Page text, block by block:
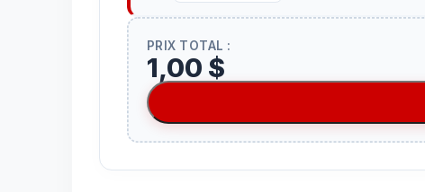
PRIX TOTAL :
1,00 $